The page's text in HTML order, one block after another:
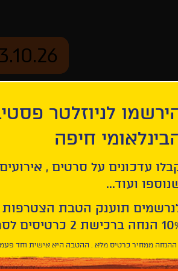
לניוזלטר
חיפה
עדכונים על סרטים ,
ועוד...
תוענק הטבת הצטרפות
2 כרטיסים לסרטי הפסטיבל .
ההנחה ממחיר כרטיס מלא . ההטבה היא אישית וחד